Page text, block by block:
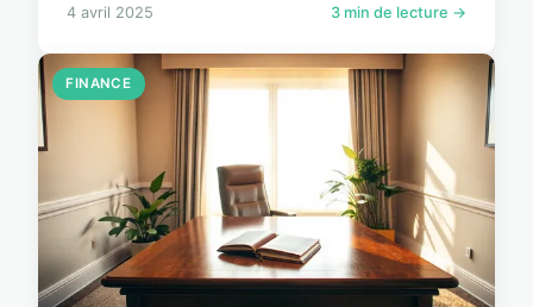
4 avril 2025 3 min de lecture →
FINANCE